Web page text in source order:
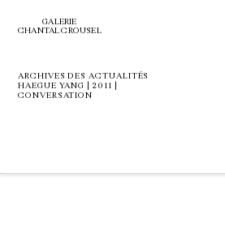
GALERIE
CHANTAL CROUSEL
ARCHIVES DES ACTUALITÉS
HAEGUE YANG | 2011 |
CONVERSATION